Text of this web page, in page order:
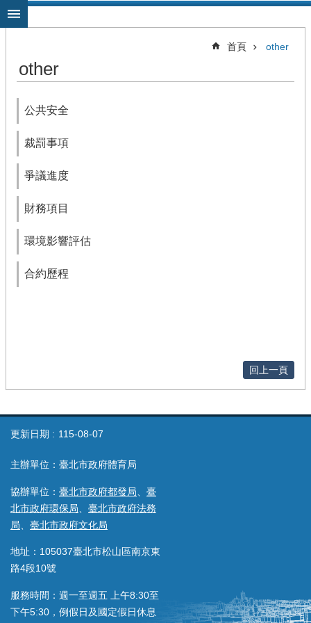
跳到主要內容區塊
首頁 other
other
公共安全
裁罰事項
爭議進度
財務項目
環境影響評估
合約歷程
回上一頁
更新日期 115-08-07
主辦單位：臺北市政府體育局
協辦單位： 臺北市政府都發局
臺
北市政府環保局
臺北市政府法務
局
臺北市政府文化局
地址：105037臺北市松山區南京東
路4段10號
服務時間：週一至週五 上午8:30至
下午5:30，例假日及國定假日休息